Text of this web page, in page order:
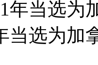
年当选为
当选为加